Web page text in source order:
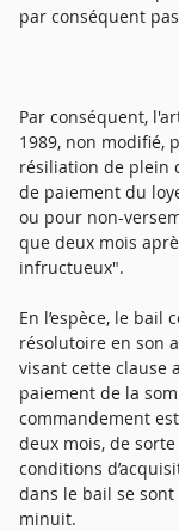
par conséquent
Par conséquent,
1989, non modifié,
résiliation de plein
de paiement du
ou pour non-
que deux mois
infructueux".
En l’espèce, le
résolutoire en son
visant cette clause
paiement de la
commandement
deux mois, de
conditions
dans le bail se
minuit.